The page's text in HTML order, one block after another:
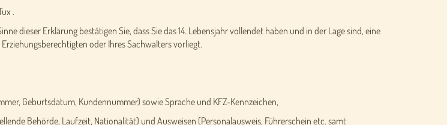
.
dieser Erklärung bestätigen Sie, dass Sie das 14. Lebensjahr vollendet haben und in der Lage sind, eine
oder Ihres Sachwalters vorliegt.
Geburtsdatum, Kundennummer) sowie Sprache und KFZ-Kennzeichen,
Behörde, Laufzeit, Nationalität) und Ausweisen (Personalausweis, Führerschein etc. samt